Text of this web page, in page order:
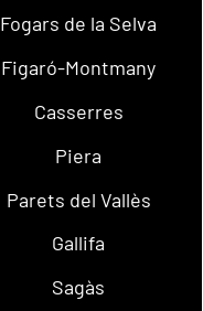
Fogars de la Selva
Figaró-Montmany
Casserres
Piera
Parets del Vallès
Gallifa
Sagàs